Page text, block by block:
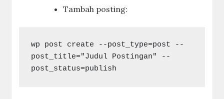
Tambah posting:
wp post create --post_type=post --
post_title="Judul Postingan" --